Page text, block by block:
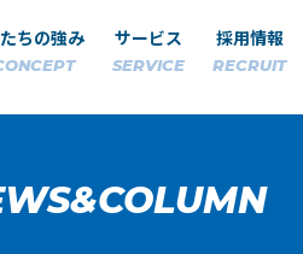
ちの強み サービス
SERVICE
採用情報
RECRUIT